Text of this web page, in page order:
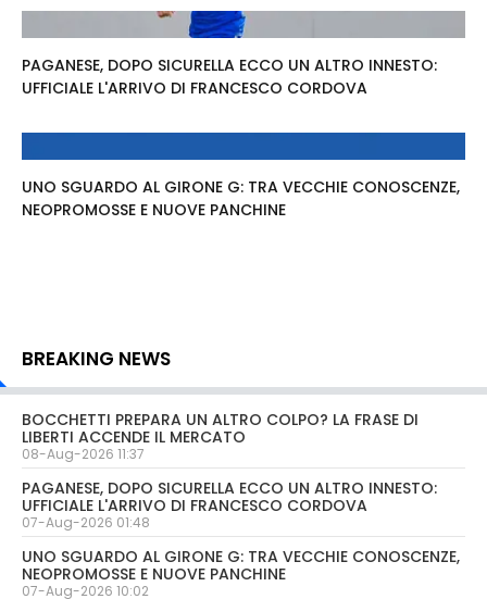
PAGANESE, DOPO SICURELLA ECCO UN ALTRO INNESTO:
UFFICIALE L'ARRIVO DI FRANCESCO CORDOVA
UNO SGUARDO AL GIRONE G: TRA VECCHIE CONOSCENZE,
NEOPROMOSSE E NUOVE PANCHINE
BREAKING NEWS
BOCCHETTI PREPARA UN ALTRO COLPO? LA FRASE DI
LIBERTI ACCENDE IL MERCATO
08-Aug-2026 11:37
PAGANESE, DOPO SICURELLA ECCO UN ALTRO INNESTO:
UFFICIALE L'ARRIVO DI FRANCESCO CORDOVA
07-Aug-2026 01:48
UNO SGUARDO AL GIRONE G: TRA VECCHIE CONOSCENZE,
NEOPROMOSSE E NUOVE PANCHINE
07-Aug-2026 10:02